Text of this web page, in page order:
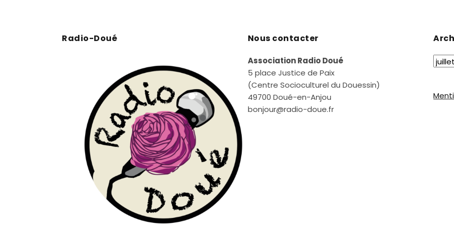
Radio-Doué Nous contacter
Association Radio Doué
5 place Justice de Paix
(Centre Socioculturel du Douessin)
49700 Doué-en-Anjou
bonjour@radio-doue.fr